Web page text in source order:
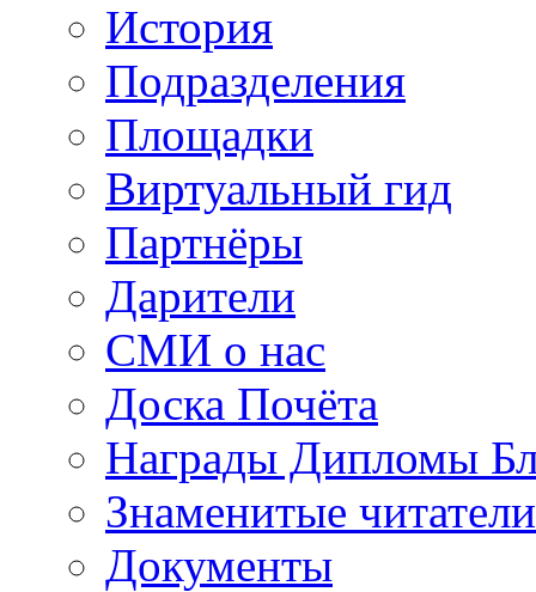
История
Подразделения
Площадки
Виртуальный гид
Партнёры
Дарители
СМИ о нас
Доска Почёта
Награды Дипломы
Знаменитые
Документы